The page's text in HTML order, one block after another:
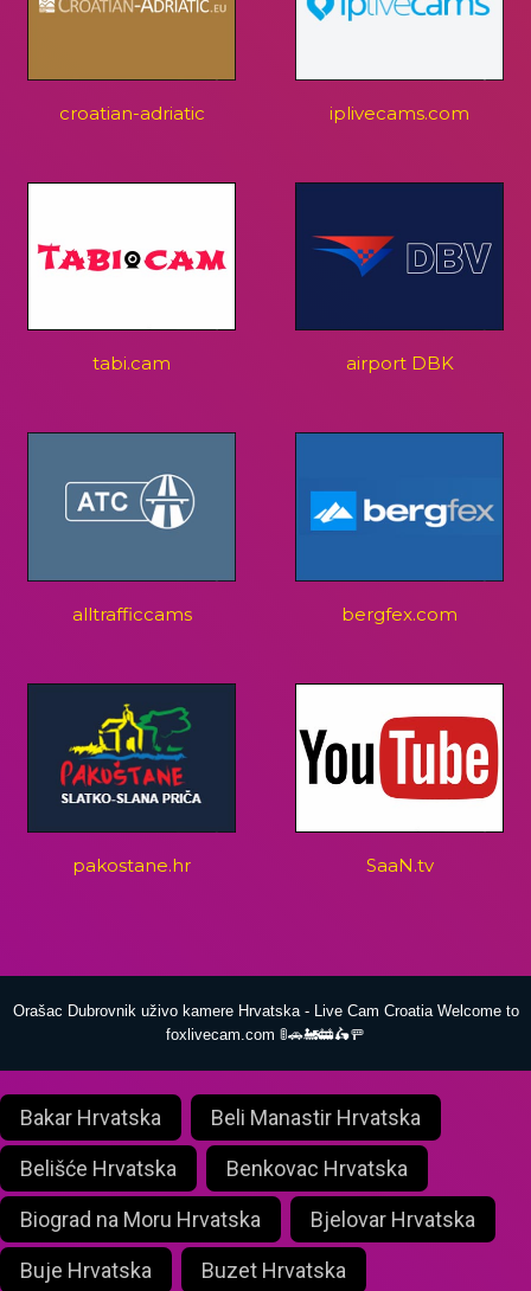
croatian-adriatic iplivecams.com
tabi.cam airport DBK
alltrafficcams bergfex.com
pakostane.hr SaaN.tv
Orašac Dubrovnik uživo kamere Hrvatska - Live Cam Croatia Welcome to
foxlivecam.com 🚦🚗🚂🚋🛵🚥
Bakar Hrvatska Beli Manastir Hrvatska
Belišće Hrvatska Benkovac Hrvatska
Biograd na Moru Hrvatska Bjelovar Hrvatska
Buje Hrvatska Buzet Hrvatska